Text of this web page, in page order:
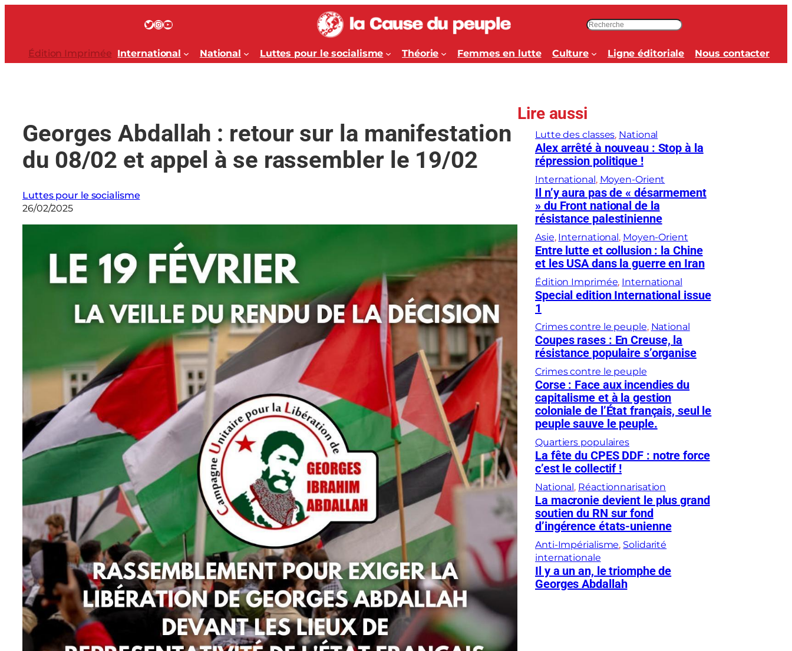
Twitter InstagramYouTube
c
h
h
r
Édition Imprimée International National Luttes pour le socialisme Théorie Femmes en lutte Culture Ligne éditoriale Nous contacter
Georges Abdallah : retour sur la manifestation
du 08/02 et appel à se rassembler le 19/02
Luttes pour le socialisme
26/02/2025
Lire aussi
Lutte des classes, National
Alex arrêté à nouveau : Stop à la
répression politique !
International, Moyen-Orient
Il n’y aura pas de « désarmement
» du Front national de la
résistance palestinienne
Asie, International, Moyen-Orient
Entre lutte et collusion : la Chine
et les USA dans la guerre en Iran
Édition Imprimée, International
Special edition International issue
1
Crimes contre le peuple, National
Coupes rases : En Creuse, la
résistance populaire s’organise
Crimes contre le peuple
Corse : Face aux incendies du
capitalisme et à la gestion
coloniale de l’État français, seul le
peuple sauve le peuple.
Quartiers populaires
La fête du CPES DDF : notre force
c’est le collectif !
National, Réactionnarisation
La macronie devient le plus grand
soutien du RN sur fond
d’ingérence états-unienne
Anti-Impérialisme, Solidarité
internationale
Il y a un an, le triomphe de
Georges Abdallah